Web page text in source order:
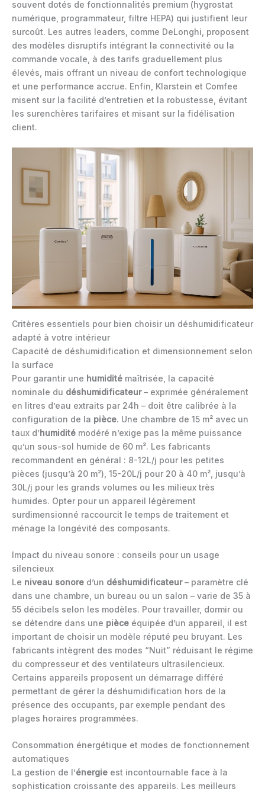
souvent dotés de fonctionnalités premium (hygrostat
numérique, programmateur, filtre HEPA) qui justifient leur
surcoût. Les autres leaders, comme DeLonghi, proposent
des modèles disruptifs intégrant la connectivité ou la
commande vocale, à des tarifs graduellement plus
élevés, mais offrant un niveau de confort technologique
et une performance accrue. Enfin, Klarstein et Comfee
misent sur la facilité d’entretien et la robustesse, évitant
les surenchères tarifaires et misant sur la fidélisation
client.
Critères essentiels pour bien choisir un déshumidificateur
adapté à votre intérieur
Capacité de déshumidification et dimensionnement selon
la surface
Pour garantir une humidité maîtrisée, la capacité
nominale du déshumidificateur– exprimée généralement
en litres d’eau extraits par 24h – doit être calibrée à la
configuration de la pièce. Une chambre de 15 m² avec un
taux d’humidité modéré n’exige pas la même puissance
qu’un sous-sol humide de 60 m². Les fabricants
recommandent en général : 8-12L/j pour les petites
pièces (jusqu’à 20 m²), 15-20L/j pour 20 à 40 m², jusqu’à
30L/j pour les grands volumes ou les milieux très
humides. Opter pour un appareil légèrement
surdimensionné raccourcit le temps de traitement et
ménage la longévité des composants.
Impact du niveau sonore : conseils pour un usage
silencieux
Le niveau sonore d’un déshumidificateur– paramètre clé
dans une chambre, un bureau ou un salon – varie de 35 à
55 décibels selon les modèles. Pour travailler, dormir ou
se détendre dans une pièce équipée d’un appareil, il est
important de choisir un modèle réputé peu bruyant. Les
fabricants intègrent des modes “Nuit” réduisant le régime
du compresseur et des ventilateurs ultrasilencieux.
Certains appareils proposent un démarrage différé
permettant de gérer la déshumidification hors de la
présence des occupants, par exemple pendant des
plages horaires programmées.
Consommation énergétique et modes de fonctionnement
automatiques
La gestion de l’énergie est incontournable face à la
sophistication croissante des appareils. Les meilleurs